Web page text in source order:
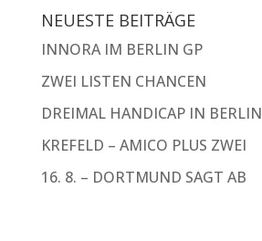
NEUESTE BEITRÄGE
INNORA IM BERLIN GP
ZWEI LISTEN CHANCEN
DREIMAL HANDICAP IN BERLIN
KREFELD – AMICO PLUS ZWEI
16. 8. – DORTMUND SAGT AB